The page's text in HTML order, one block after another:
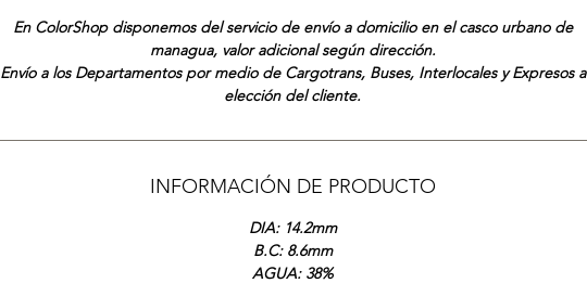
En ColorShop disponemos del servicio de envío a domicilio en el casco urbano de
managua, valor adicional según dirección.
Envío a los Departamentos por medio de Cargotrans, Buses, Interlocales y Expresos a
elección del cliente.
INFORMACIÓN DE PRODUCTO
DIA: 14.2mm
B.C: 8.6mm
AGUA: 38%